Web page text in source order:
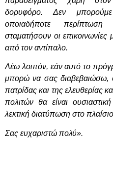
δορυφόρο. Δεν
οποιαδήποτε
σταματήσουν οι
από τον αντίπαλο.
Λέω λοιπόν, εάν αυτό το
μπορώ να σας διαβεβαιώσω,
πατρίδας και της ελευθερίας
πολιτών θα είναι
λεκτική διατύπωση στο
Σας ευχαριστώ πολύ».